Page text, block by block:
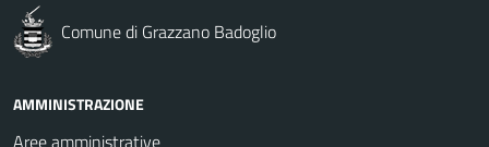
Comune di Grazzano Badoglio
AMMINISTRAZIONE
Aree amministrative